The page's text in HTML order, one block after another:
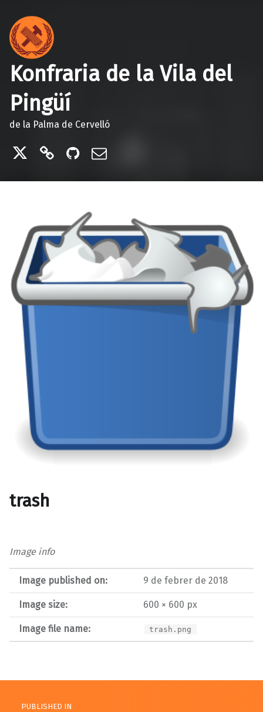
Konfraria de la Vila del
Pingüí
de la Palma de Cervelló
trash
Image info
Image published on: 9 de febrer de 2018
Image size: 600 × 600 px
Image file name: trash.png
Post navigation
PUBLISHED IN